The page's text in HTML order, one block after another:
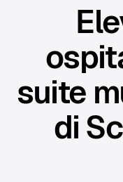
suite
di